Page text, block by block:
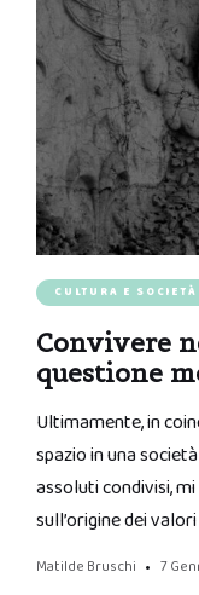
CULTURA E SOCIETÀ
Convivere
questione
Ultimamente, in
spazio in una
assoluti condivisi,
sull’origine dei
Matilde Bruschi 7